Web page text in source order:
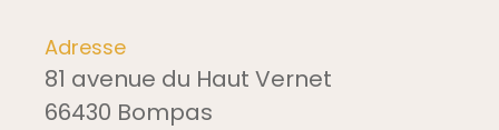
Adresse
81 avenue du Haut Vernet
66430 Bompas